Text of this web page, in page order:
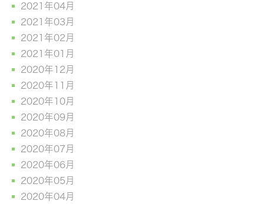
2021年04月
2021年03月
2021年02月
2021年01月
2020年12月
2020年11月
2020年10月
2020年09月
2020年08月
2020年07月
2020年06月
2020年05月
2020年04月